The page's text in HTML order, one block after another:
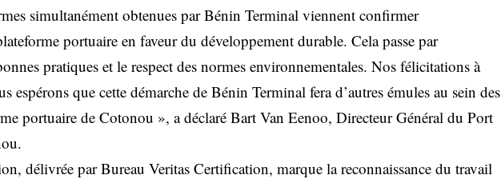
simultanément obtenues par Bénin Terminal viennent confirmer
portuaire en faveur du développement durable. Cela passe par
pratiques et le respect des normes environnementales. Nos félicitations à
espérons que cette démarche de Bénin Terminal fera d’autres émules au sein des
portuaire de Cotonou », a déclaré Bart Van Eenoo, Directeur Général du Port
délivrée par Bureau Veritas Certification, marque la reconnaissance du travail